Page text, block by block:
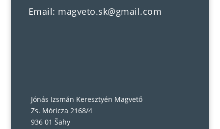
Email: magveto.sk@gmail.com
Jónás Izsmán Keresztyén Magvető
Zs. Móricza 2168/4
936 01 Šahy